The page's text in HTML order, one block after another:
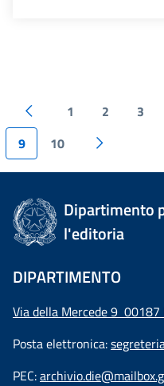
1 2 3
9
10
Dipartimento
l'editoria
DIPARTIMENTO
Via della Mercede 9 00187
Posta elettronica:
PEC: